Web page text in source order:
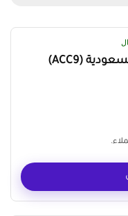
كود خصم نون السعودية (ACC9)